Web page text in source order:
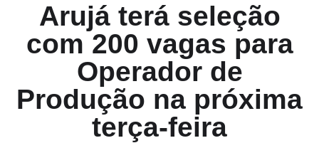
Arujá terá seleção
com 200 vagas para
Operador de
Produção na próxima
terça-feira